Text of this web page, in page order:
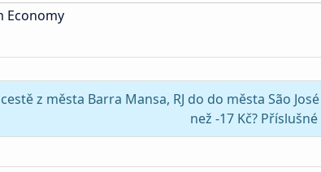
Economy
z města Barra Mansa, RJ do do města São
než -17 Kč?